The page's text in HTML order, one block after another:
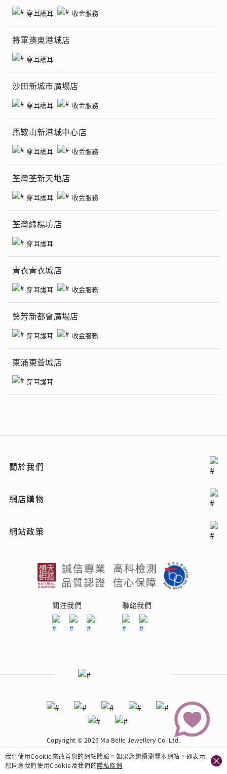
穿耳護耳 收金服務
將軍澳東港城店
穿耳護耳
沙田新城市廣場店
穿耳護耳 收金服務
馬鞍山新港城中心店
穿耳護耳 收金服務
荃灣荃新天地店
穿耳護耳 收金服務
荃灣綠楊坊店
穿耳護耳
青衣青衣城店
穿耳護耳 收金服務
葵芳新都會廣場店
穿耳護耳 收金服務
東涌東薈城店
穿耳護耳
我們使用Cookie來改善您的網站體驗。如果您繼續瀏覽本網站，即表示
您同意我們使用Cookie及我們的隱私條例
關於我們
網店購物
網站政策
關注我們 聯絡我們
Copyright © 2026 Ma Belle Jewellery Co. Ltd.
All rights reserved.